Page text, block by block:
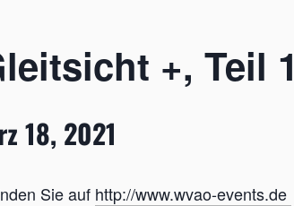
+, Teil 1
18, 2021
Sie auf http://www.wvao-events.de